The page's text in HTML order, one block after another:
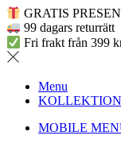
GRATIS
99 dagars returrätt
Fri frakt från 399
Menu
KOLLEKTION
MOBILE